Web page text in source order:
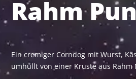
Rahm
Ein cremiger Corndog mit Wurst,
umhüllt von einer Kruste aus Rahm